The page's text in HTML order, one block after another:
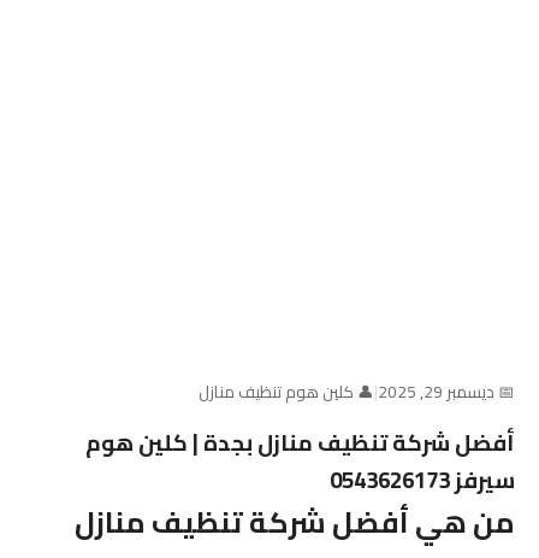
📅 ديسمبر 29, 2025 |👤 كلين هوم تنظيف منازل
أفضل شركة تنظيف منازل بجدة | كلين هوم
سيرفز 0543626173
من هي أفضل شركة تنظيف منازل